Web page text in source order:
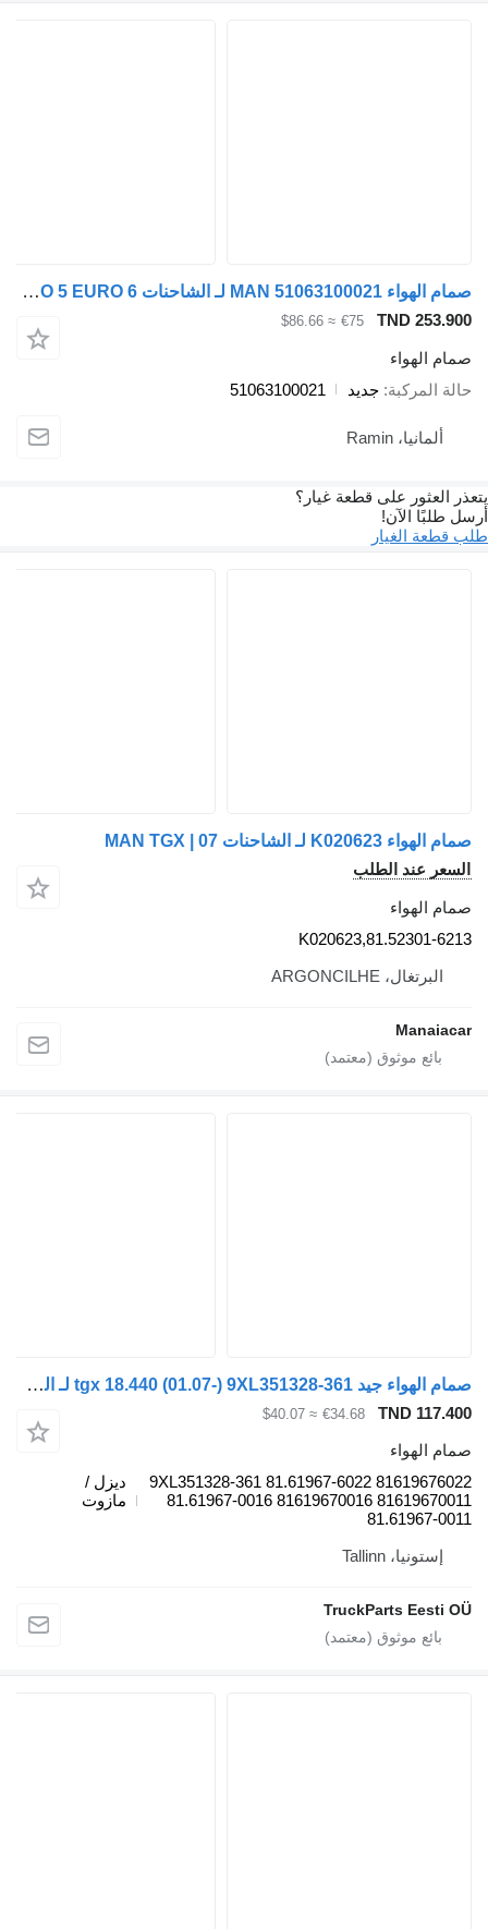
صمام الهواء MAN 51063100021 لـ الشاحنات MAN TGA TGS TGX EURO 5 EURO 6
TND 253.900
€75
≈ $86.66
صمام الهواء
حالة المركبة جديد 51063100021
ألمانيا، Ramin
العثور على قطعة غيار؟
طلبًا الآن!
قطعة الغيار
صمام الهواء K020623 لـ الشاحنات MAN TGX | 07
السعر عند الطلب
صمام الهواء
K020623,81.52301-6213
البرتغال، ARGONCILHE
Manaiacar
صمام الهواء جيد tgx 18.440 (01.07-) 9XL351328-361 لـ الشاحنات MAN TGL, TGM, TGS, TGX (2005-2021)
TND 117.400
€34.68
≈ $40.07
صمام الهواء
9XL351328-361 81.61967-6022 81619676022
81.61967-0016 81619670016 81619670011
81.61967-0011
ديزل /
مازوت
إستونيا، Tallinn
TruckParts Eesti OÜ